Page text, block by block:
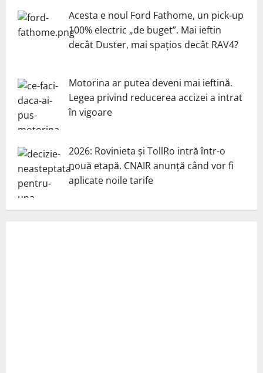
Acesta e noul Ford Fathome, un pick-up
100% electric „de buget”. Mai ieftin
decât Duster, mai spațios decât RAV4?
Motorina ar putea deveni mai ieftină.
Legea privind reducerea accizei a intrat
în vigoare
2026: Rovinieta și TollRo intră într-o
nouă etapă. CNAIR anunță când vor fi
aplicate noile tarife